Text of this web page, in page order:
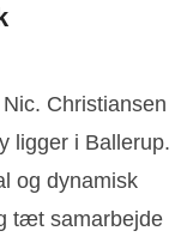
Christiansen
ligger i Ballerup.
og dynamisk
tæt samarbejde